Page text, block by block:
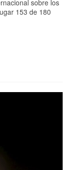
sobre los
153 de 180